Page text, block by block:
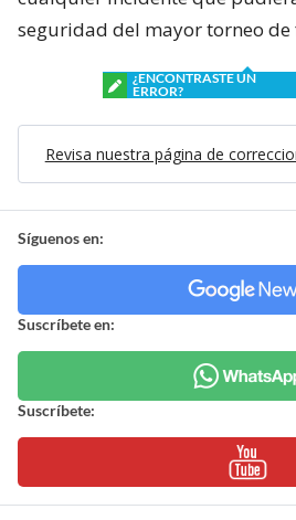
seguridad del mayor torneo
¿ENCONTRASTE UN
ERROR?
Revisa nuestra página de
Síguenos en:
Suscríbete en:
Suscríbete: